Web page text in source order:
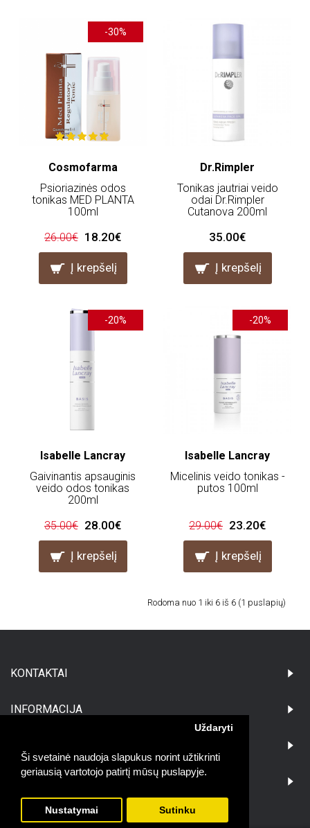
Ši svetainė naudoja slapukus norint užtikrinti
geriausią vartotojo patirtį mūsų puslapyje.
Uždaryti
Nustatymai Sutinku
-30%
Cosmofarma
Psioriazinės odos
tonikas MED PLANTA
100ml
26.00€ 18.20€
Į krepšelį
Dr.Rimpler
Tonikas jautriai veido
odai Dr.Rimpler
Cutanova 200ml
35.00€
Į krepšelį
-20%
Isabelle Lancray
Gaivinantis apsauginis
veido odos tonikas
200ml
35.00€ 28.00€
Į krepšelį
-20%
Isabelle Lancray
Micelinis veido tonikas -
putos 100ml
29.00€ 23.20€
Į krepšelį
Rodoma nuo 1 iki 6 iš 6 (1 puslapių)
KONTAKTAI
INFORMACIJA
DARBO LAIKAS: